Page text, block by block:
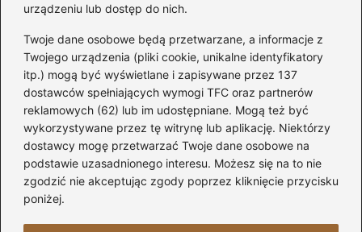
urządzeniu lub dostęp do nich.
Twoje dane osobowe będą przetwarzane, a informacje z
Twojego urządzenia (pliki cookie, unikalne identyfikatory
itp.) mogą być wyświetlane i zapisywane przez 137
dostawców spełniających wymogi TFC oraz partnerów
reklamowych (62) lub im udostępniane. Mogą też być
wykorzystywane przez tę witrynę lub aplikację. Niektórzy
dostawcy mogę przetwarzać Twoje dane osobowe na
podstawie uzasadnionego interesu. Możesz się na to nie
zgodzić nie akceptując zgody poprzez kliknięcie przycisku
poniżej.